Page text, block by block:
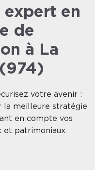
en
de
à La
votre avenir :
la meilleure stratégie
en compte vos
et patrimoniaux.